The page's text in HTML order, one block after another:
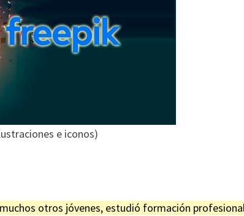
e iconos)
otros jóvenes, estudió formación